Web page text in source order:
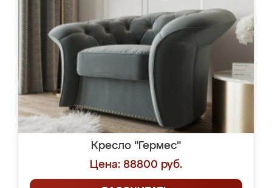
Кресло "Гермес"
Цена: 88800 руб.